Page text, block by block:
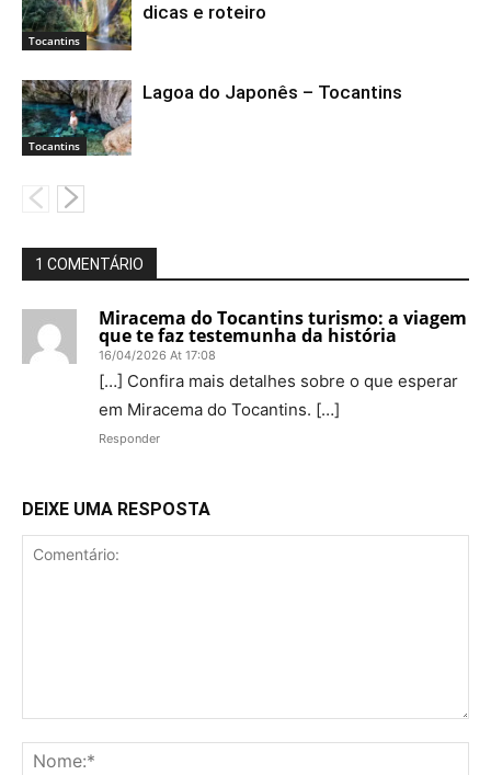
Tocantins
dicas e roteiro
Tocantins
Lagoa do Japonês – Tocantins
1 COMENTÁRIO
Miracema do Tocantins turismo: a viagem
que te faz testemunha da história
16/04/2026 At 17:08
[…] Confira mais detalhes sobre o que esperar
em Miracema do Tocantins. […]
Responder
DEIXE UMA RESPOSTA